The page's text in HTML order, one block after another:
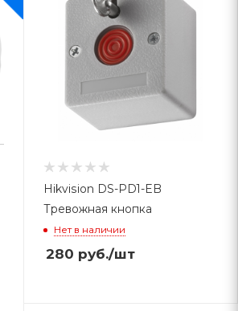
Hikvision DS-PD1-EB
Тревожная кнопка
Нет в наличии
280 руб./шт